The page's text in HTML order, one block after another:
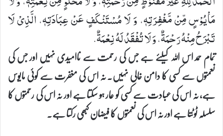
مَاْیُوْسٍ مِّنْ مَّغْفِرَتِهٖ، وَ لَا مُسْتَنْكَفٍ عَنْ عِبَادَتِهٖ، الَّذِیْ لَا
تَبْرَحُ مِنْهُ رَحْمَةٌ، وَ لَا تُفْقَدُ لَهُ نِعْمَةٌ.
تمام حمد اس اللہ کیلئے ہے جس کی رحمت سے ناامیدی نہیں اور جس کی
نعمتوں سے کسی کا دامن خالی نہیں۔ نہ اس کی مغفرت سے کوئی مایوس
ہے، نہ اس کی عبادت سے کسی کو عار ہو سکتا ہے اور نہ اس کی رحمتوں کا
سلسلہ ٹوٹتا ہے اور نہ اس کی نعمتوں کا فیضان کبھی رکتا ہے۔